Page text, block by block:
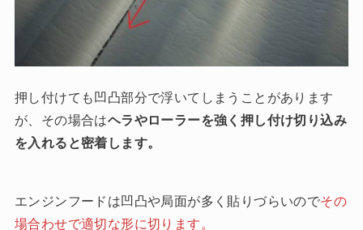
押し付けても凹凸部分で浮いてしまうことがあります
が、その場合はヘラやローラーを強く押し付け切り込み
を入れると密着します。
エンジンフード は凹凸や局面が多く貼りづらいのでその
場合わせで適切な形に切ります。